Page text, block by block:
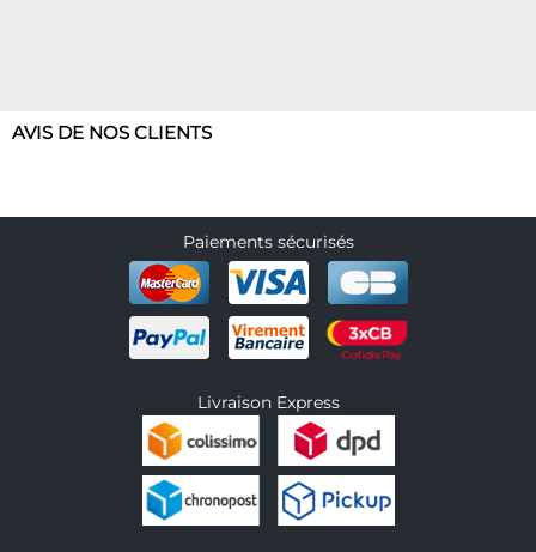
AVIS DE NOS CLIENTS
Paiements sécurisés
Livraison Express